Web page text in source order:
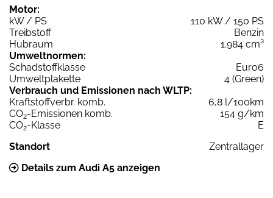
Motor:
kW / PS
110 kW / 150 PS
Treibstoff
Benzin
Hubraum
1.984 cm³
Umweltnormen:
Schadstoffklasse
Euro6
Umweltplakette
4 (Green)
Verbrauch und Emissionen nach WLTP:
Kraftstoffverbr. komb.
6,8 l/100km
CO2-Emissionen komb.
154 g/km
CO2-Klasse
E
Standort
Zentrallager
Details zum Audi A5 anzeigen